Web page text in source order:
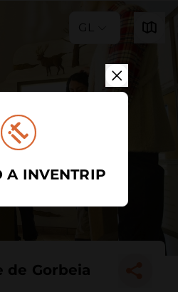
GL
de Gorbeia
A INVENTRIP